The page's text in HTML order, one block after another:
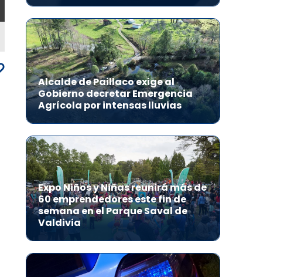
Alcalde de Paillaco exige al
Gobierno decretar Emergencia
Agrícola por intensas lluvias
Expo Niños y Niñas reunirá más de
60 emprendedores este fin de
semana en el Parque Saval de
Valdivia